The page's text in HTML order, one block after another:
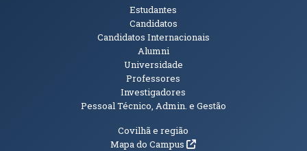
Estudantes
Candidatos
Candidatos Internacionais
Alumni
Universidade
Professores
Investigadores
Pessoal Técnico, Admin. e Gestão
Informações Adicionais
Covilhã e região
Mapa do Campus(abre em nova janela)